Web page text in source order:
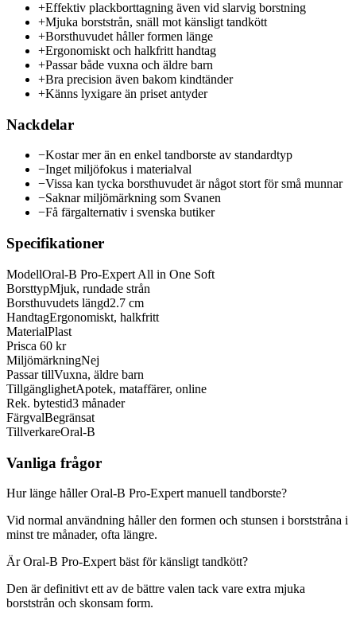
+Effektiv plackborttagning även vid slarvig borstning
+Mjuka borststrån, snäll mot känsligt tandkött
+Borsthuvudet håller formen länge
+Ergonomiskt och halkfritt handtag
+Passar både vuxna och äldre barn
+Bra precision även bakom kindtänder
+Känns lyxigare än priset antyder
Nackdelar
−Kostar mer än en enkel tandborste av standardtyp
−Inget miljöfokus i materialval
−Vissa kan tycka borsthuvudet är något stort för små munnar
−Saknar miljömärkning som Svanen
−Få färgalternativ i svenska butiker
Specifikationer
ModellOral-B Pro-Expert All in One Soft
BorsttypMjuk, rundade strån
Borsthuvudets längd2.7 cm
HandtagErgonomiskt, halkfritt
MaterialPlast
Prisca 60 kr
MiljömärkningNej
Passar tillVuxna, äldre barn
TillgänglighetApotek, mataffärer, online
Rek. bytestid3 månader
FärgvalBegränsat
TillverkareOral-B
Vanliga frågor
Hur länge håller Oral-B Pro-Expert manuell tandborste?
Vid normal användning håller den formen och stunsen i borststråna i
minst tre månader, ofta längre.
Är Oral-B Pro-Expert bäst för känsligt tandkött?
Den är definitivt ett av de bättre valen tack vare extra mjuka
borststrån och skonsam form.